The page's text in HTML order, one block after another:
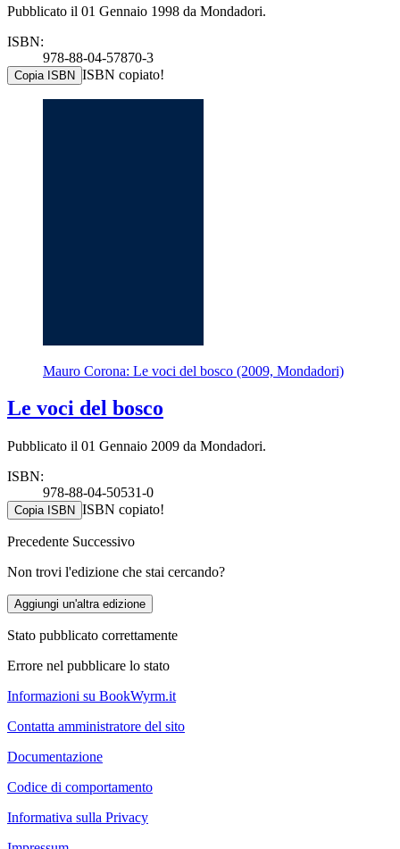
Pubblicato il 01 Gennaio 1998 da Mondadori.
ISBN:
978-88-04-57870-3
Copia ISBN ISBN copiato!
Mauro Corona: Le voci del bosco (2009, Mondadori)
Le voci del bosco
Pubblicato il 01 Gennaio 2009 da Mondadori.
ISBN:
978-88-04-50531-0
Copia ISBN ISBN copiato!
Precedente Successivo
Non trovi l'edizione che stai cercando?
Aggiungi un'altra edizione
Stato pubblicato correttamente
Errore nel pubblicare lo stato
Informazioni su BookWyrm.it
Contatta amministratore del sito
Documentazione
Codice di comportamento
Informativa sulla Privacy